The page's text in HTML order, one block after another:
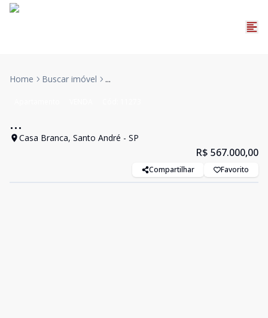
Home Buscar imóvel ...
...
Casa Branca, Santo André - SP
R$ 567.000,00
Compartilhar Favorito